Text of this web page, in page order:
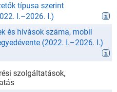
típusa szerint
I.–2026. I.)
és hívások száma, mobil
(2022. I.–2026. I.)
szolgáltatások,